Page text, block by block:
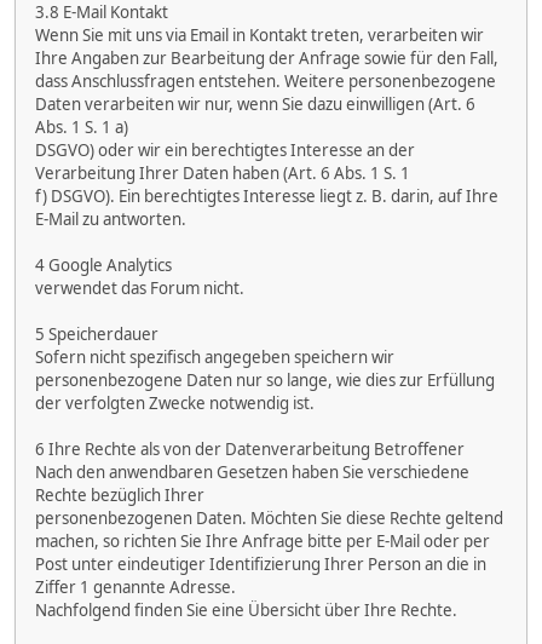
3.8 E-Mail Kontakt
Wenn Sie mit uns via Email in Kontakt treten, verarbeiten wir
Ihre Angaben zur Bearbeitung der Anfrage sowie für den Fall,
dass Anschlussfragen entstehen. Weitere personenbezogene
Daten verarbeiten wir nur, wenn Sie dazu einwilligen (Art. 6
Abs. 1 S. 1 a)
DSGVO) oder wir ein berechtigtes Interesse an der
Verarbeitung Ihrer Daten haben (Art. 6 Abs. 1 S. 1
f) DSGVO). Ein berechtigtes Interesse liegt z. B. darin, auf Ihre
E-Mail zu antworten.
4 Google Analytics
verwendet das Forum nicht.
5 Speicherdauer
Sofern nicht spezifisch angegeben speichern wir
personenbezogene Daten nur so lange, wie dies zur Erfüllung
der verfolgten Zwecke notwendig ist.
6 Ihre Rechte als von der Datenverarbeitung Betroffener
Nach den anwendbaren Gesetzen haben Sie verschiedene
Rechte bezüglich Ihrer
personenbezogenen Daten. Möchten Sie diese Rechte geltend
machen, so richten Sie Ihre Anfrage bitte per E-Mail oder per
Post unter eindeutiger Identifizierung Ihrer Person an die in
Ziffer 1 genannte Adresse.
Nachfolgend finden Sie eine Übersicht über Ihre Rechte.